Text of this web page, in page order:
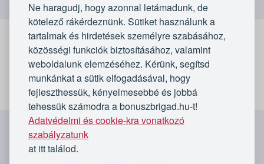
Ne haragudj, hogy azonnal letámadunk, de
kötelező rákérdeznünk. Sütiket használunk a
tartalmak és hirdetések személyre szabásához,
közösségi funkciók biztosításához, valamint
weboldalunk elemzéséhez. Kérünk, segítsd
munkánkat a sütik elfogadásával, hogy
fejleszthessük, kényelmesebbé és jobbá
tehessük számodra a bonuszbrigad.hu-t!
Adatvédelmi és cookie-kra vonatkozó
szabályzatunk
at itt találod.
`